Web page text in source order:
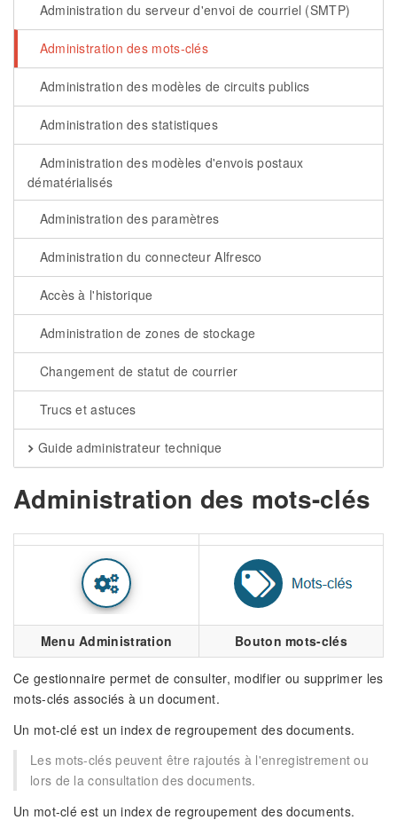
Administration du serveur d'envoi de courriel (SMTP)
Administration des mots-clés
Administration des modèles de circuits publics
Administration des statistiques
Administration des modèles d'envois postaux
dématérialisés
Administration des paramètres
Administration du connecteur Alfresco
Accès à l'historique
Administration de zones de stockage
Changement de statut de courrier
Trucs et astuces
Guide administrateur technique
Administration des mots-clés
Menu Administration Bouton mots-clés
Ce gestionnaire permet de consulter, modifier ou supprimer les
mots-clés associés à un document.
Un mot-clé est un index de regroupement des documents.
Les mots-clés peuvent être rajoutés à l'enregistrement ou
lors de la consultation des documents.
Un mot-clé est un index de regroupement des documents.